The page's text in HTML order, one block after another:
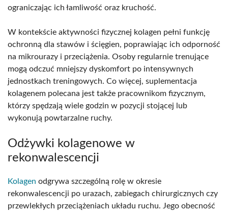
ograniczając ich łamliwość oraz kruchość.
W kontekście aktywności fizycznej kolagen pełni funkcję
ochronną dla stawów i ścięgien, poprawiając ich odporność
na mikrourazy i przeciążenia. Osoby regularnie trenujące
mogą odczuć mniejszy dyskomfort po intensywnych
jednostkach treningowych. Co więcej, suplementacja
kolagenem polecana jest także pracownikom fizycznym,
którzy spędzają wiele godzin w pozycji stojącej lub
wykonują powtarzalne ruchy.
Odżywki kolagenowe w
rekonwalescencji
Kolagen odgrywa szczególną rolę w okresie
rekonwalescencji po urazach, zabiegach chirurgicznych czy
przewlekłych przeciążeniach układu ruchu. Jego obecność